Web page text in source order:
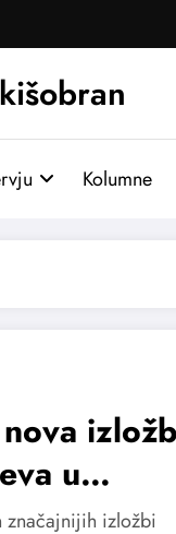
Kolumne
u
značajnijih izložbi